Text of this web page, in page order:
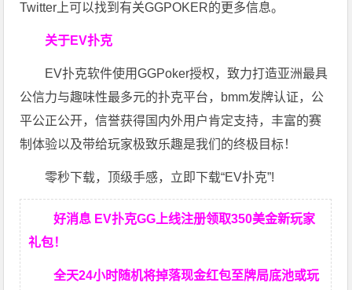
Twitter上可以找到有关GGPOKER的更多信息。
关于EV扑克
EV扑克软件使用GGPoker授权，致力打造亚洲最具
公信力与趣味性最多元的扑克平台，bmm发牌认证，公
平公正公开，信誉获得国内外用户肯定支持，丰富的赛
制体验以及带给玩家极致乐趣是我们的终极目标！
零秒下载，顶级手感，立即下载“EV扑克”!
好消息 EV扑克GG上线注册领取350美金新玩家
礼包！
全天24小时随机将掉落现金红包至牌局底池或玩